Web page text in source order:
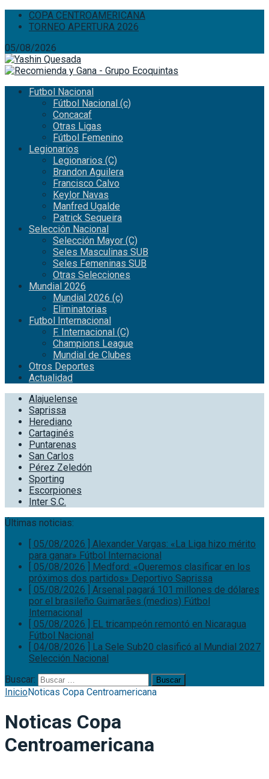
COPA CENTROAMERICANA
TORNEO APERTURA 2026
05/08/2026
Futbol Nacional
Fútbol Nacional (c)
Concacaf
Otras Ligas
Fútbol Femenino
Legionarios
Legionarios (C)
Brandon Aguilera
Francisco Calvo
Keylor Navas
Manfred Ugalde
Patrick Sequeira
Selección Nacional
Selección Mayor (C)
Seles Masculinas SUB
Seles Femeninas SUB
Otras Selecciones
Mundial 2026
Mundial 2026 (c)
Eliminatorias
Futbol Internacional
F. Internacional (C)
Champions League
Mundial de Clubes
Otros Deportes
Actualidad
Alajuelense
Saprissa
Herediano
Cartaginés
Puntarenas
San Carlos
Pérez Zeledón
Sporting
Escorpiones
Inter S.C.
Últimas noticias:
[ 05/08/2026 ] Alexander Vargas: «La Liga hizo mérito
para ganar» Fútbol Internacional
[ 05/08/2026 ] Medford: «Queremos clasificar en los
próximos dos partidos» Deportivo Saprissa
[ 05/08/2026 ] Arsenal pagará 101 millones de dólares
por el brasileño Guimarães (medios) Fútbol
Internacional
[ 05/08/2026 ] EL tricampeón remontó en Nicaragua
Fútbol Nacional
[ 04/08/2026 ] La Sele Sub20 clasificó al Mundial 2027
Selección Nacional
Buscar:
InicioNoticas Copa Centroamericana
Noticas Copa
Centroamericana